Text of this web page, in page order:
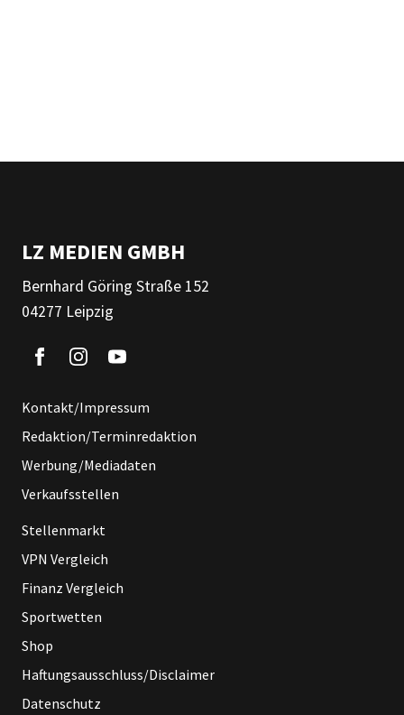
LZ MEDIEN GMBH
Bernhard Göring Straße 152
04277 Leipzig
Kontakt/Impressum
Redaktion/Terminredaktion
Werbung/Mediadaten
Verkaufsstellen
Stellenmarkt
VPN Vergleich
Finanz Vergleich
Sportwetten
Shop
Haftungsausschluss/Disclaimer
Datenschutz